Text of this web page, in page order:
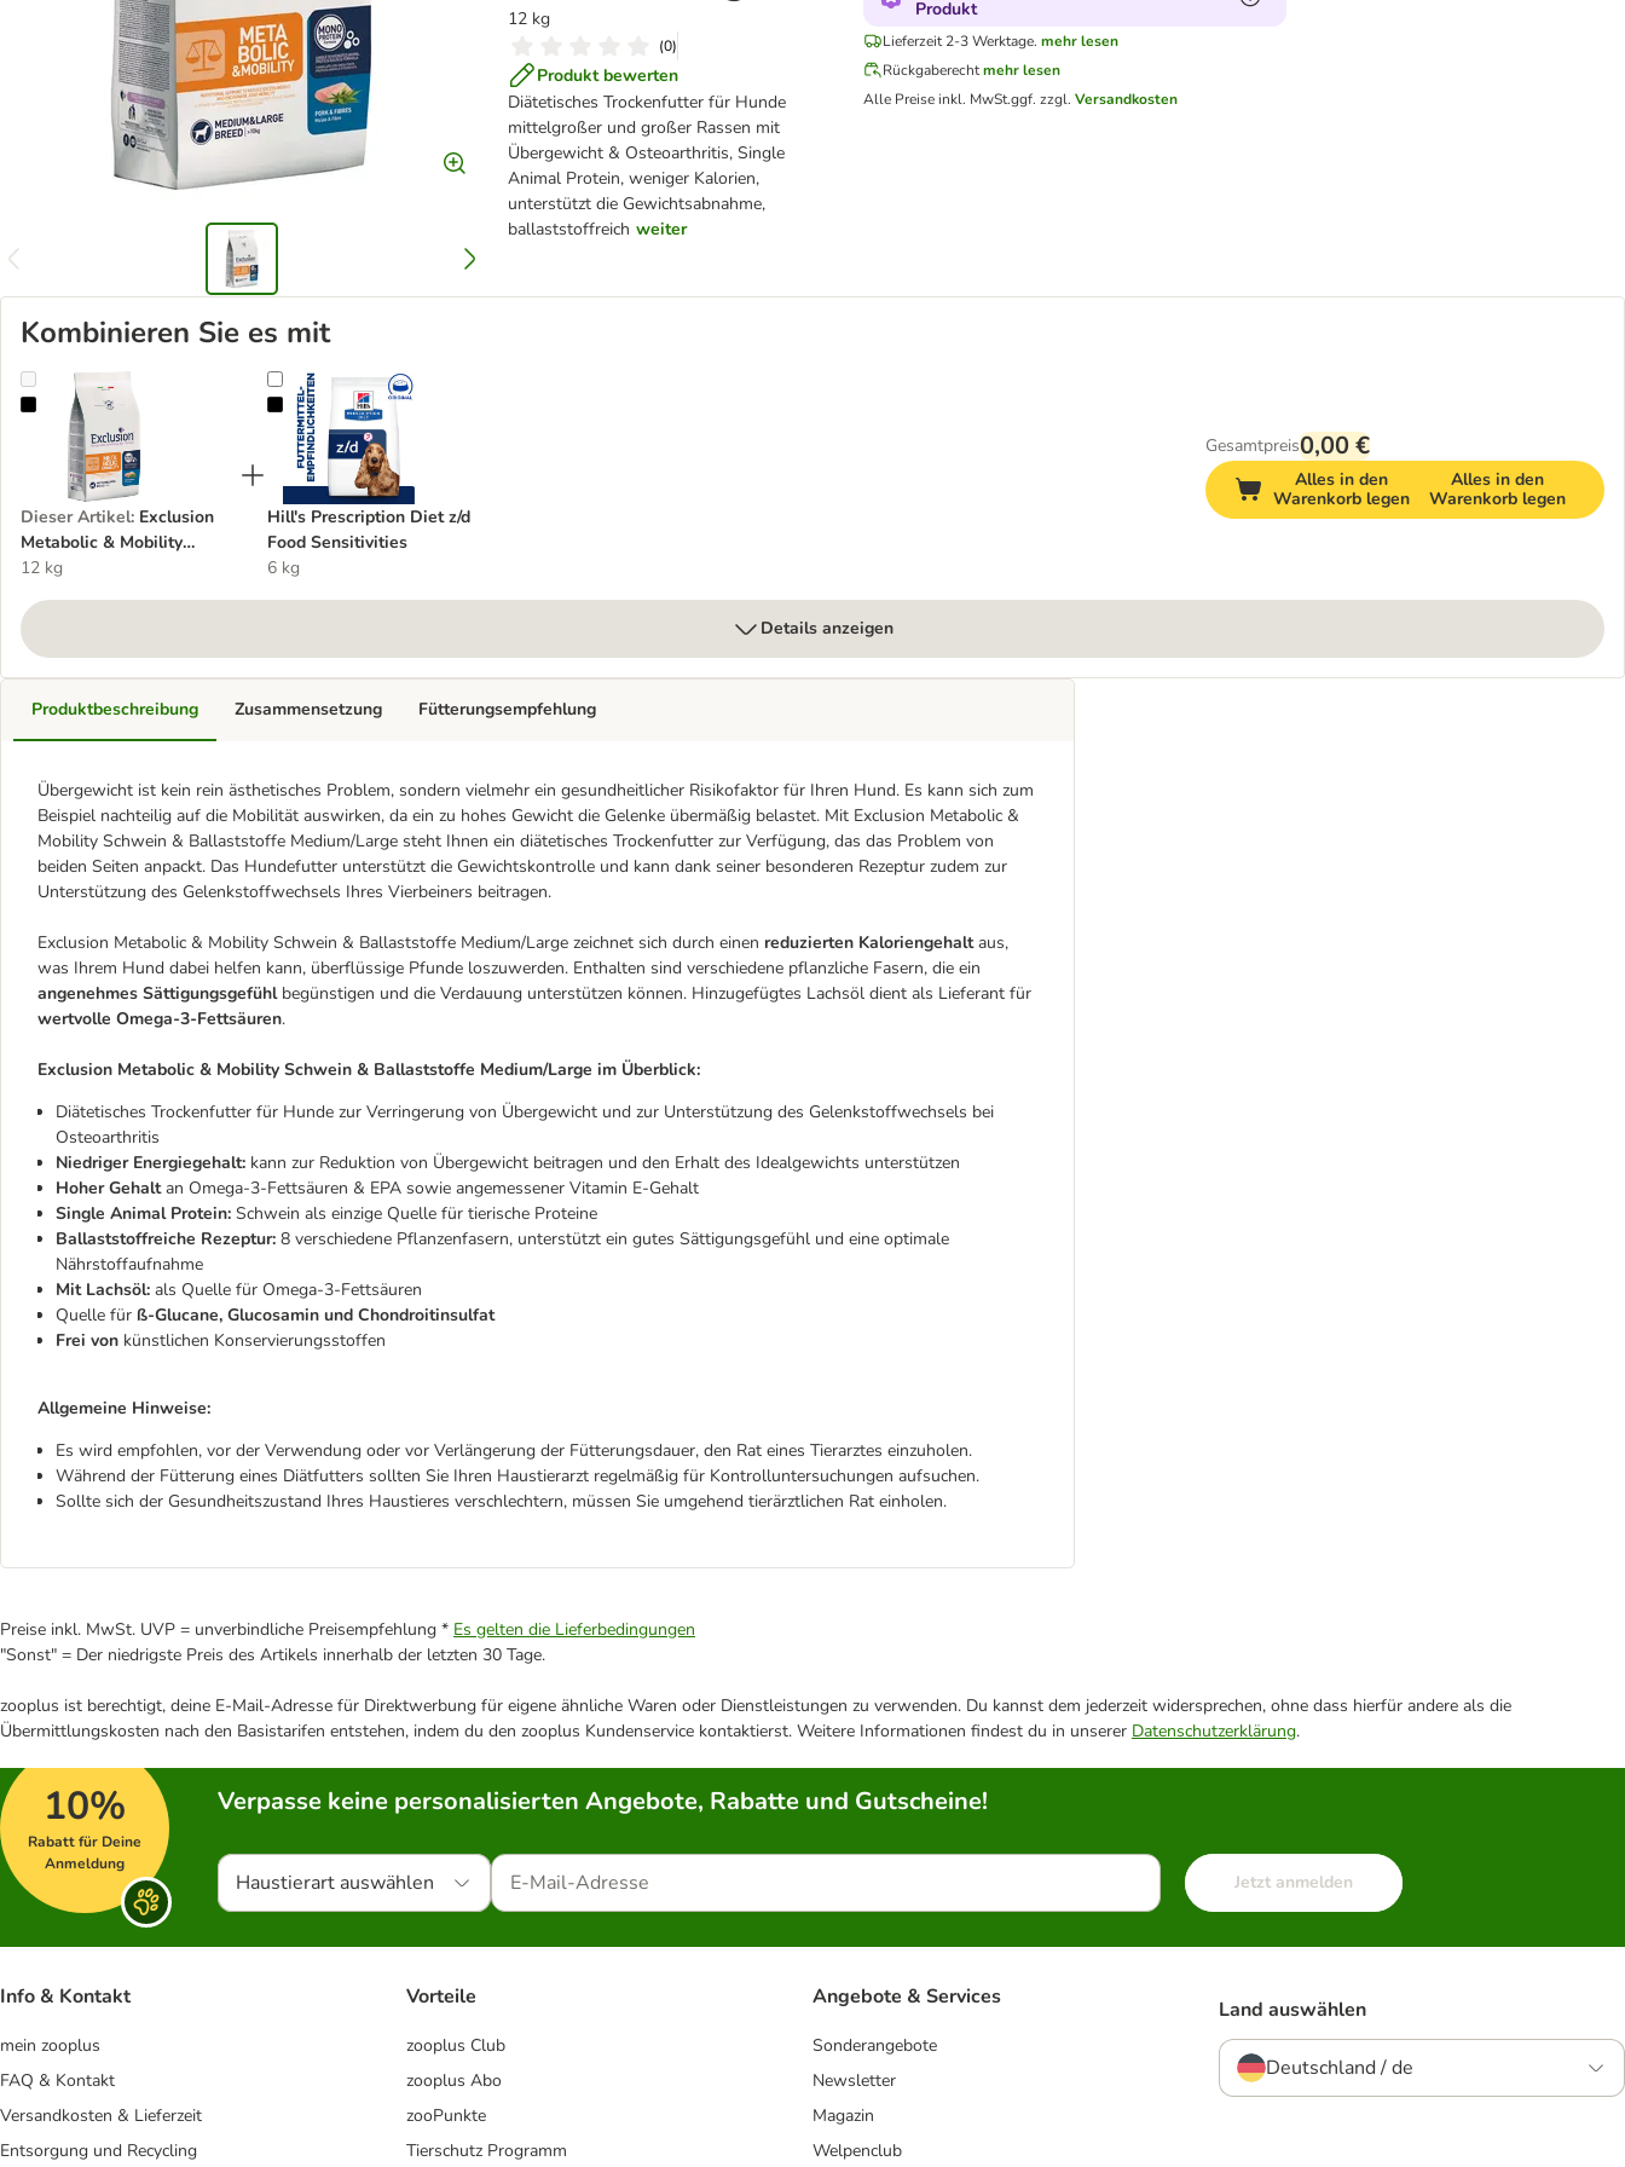
12 kg
(0)
Produkt bewerten
Diätetisches Trockenfutter für Hunde
mittelgroßer und großer Rassen mit
Übergewicht & Osteoarthritis, Single
Animal Protein, weniger Kalorien,
unterstützt die Gewichtsabnahme,
ballaststoffreich weiter
Produkt
Lieferzeit 2-3 Werktage. mehr lesen
Rückgaberechtmehr lesen
Alle Preise inkl. MwSt.ggf. zzgl. Versandkosten
Kombinieren Sie es mit
Exclusion Metabolic & Mobility Schwein & Ballaststoffe Medium/Large
Dieser Artikel: Exclusion
Metabolic & Mobility
Schwein & Ballaststoffe
12 kg
Hill's Prescription Diet z/d Food Sensitivities
Hill's Prescription Diet z/d
Food Sensitivities
6 kg
Gesamtpreis0,00 €
Alles in den
Warenkorb legen
Alles in den
Warenkorb legen
Details anzeigen
Produktbeschreibung
Übergewicht ist kein rein ästhetisches Problem, sondern vielmehr ein gesundheitlicher Risikofaktor für Ihren Hund. Es kann sich zum
Beispiel nachteilig auf die Mobilität auswirken, da ein zu hohes Gewicht die Gelenke übermäßig belastet. Mit Exclusion Metabolic &
Mobility Schwein & Ballaststoffe Medium/Large steht Ihnen ein diätetisches Trockenfutter zur Verfügung, das das Problem von
beiden Seiten anpackt. Das Hundefutter unterstützt die Gewichtskontrolle und kann dank seiner besonderen Rezeptur zudem zur
Unterstützung des Gelenkstoffwechsels Ihres Vierbeiners beitragen.
Exclusion Metabolic & Mobility Schwein & Ballaststoffe Medium/Large zeichnet sich durch einen reduzierten Kaloriengehaltaus,
was Ihrem Hund dabei helfen kann, überflüssige Pfunde loszuwerden. Enthalten sind verschiedene pflanzliche Fasern, die ein
angenehmes Sättigungsgefühlbegünstigen und die Verdauung unterstützen können. Hinzugefügtes Lachsöl dient als Lieferant für
wertvolle Omega-3-Fettsäuren.
Exclusion Metabolic & Mobility Schwein & Ballaststoffe Medium/Large im Überblick:
Diätetisches Trockenfutter für Hunde zur Verringerung von Übergewicht und zur Unterstützung des Gelenkstoffwechsels bei
Osteoarthritis
Niedriger Energiegehalt: kann zur Reduktion von Übergewicht beitragen und den Erhalt des Idealgewichts unterstützen
Hoher Gehaltan Omega-3-Fettsäuren & EPA sowie angemessener Vitamin E-Gehalt
Single Animal Protein: Schwein als einzige Quelle für tierische Proteine
Ballaststoffreiche Rezeptur: 8 verschiedene Pflanzenfasern, unterstützt ein gutes Sättigungsgefühl und eine optimale
Nährstoffaufnahme
Mit Lachsöl: als Quelle für Omega-3-Fettsäuren
Quelle für ß-Glucane, Glucosamin und Chondroitinsulfat
Frei von künstlichen Konservierungsstoffen
Allgemeine Hinweise:
Es wird empfohlen, vor der Verwendung oder vor Verlängerung der Fütterungsdauer, den Rat eines Tierarztes einzuholen.
Während der Fütterung eines Diätfutters sollten Sie Ihren Haustierarzt regelmäßig für Kontrolluntersuchungen aufsuchen.
Sollte sich der Gesundheitszustand Ihres Haustieres verschlechtern, müssen Sie umgehend tierärztlichen Rat einholen.
Zusammensetzung Fütterungsempfehlung
Preise inkl. MwSt. UVP = unverbindliche Preisempfehlung * Es gelten die Lieferbedingungen
"Sonst" = Der niedrigste Preis des Artikels innerhalb der letzten 30 Tage.
zooplus ist berechtigt, deine E-Mail-Adresse für Direktwerbung für eigene ähnliche Waren oder Dienstleistungen zu verwenden. Du kannst dem jederzeit widersprechen, ohne dass hierfür andere als die
Übermittlungskosten nach den Basistarifen entstehen, indem du den zooplus Kundenservice kontaktierst. Weitere Informationen findest du in unserer Datenschutzerklärung.
10%
Rabatt für Deine
Anmeldung
Verpasse keine personalisierten Angebote, Rabatte und Gutscheine!
Haustierart auswählen Jetzt anmelden
Info & Kontakt
mein zooplus
FAQ & Kontakt
Versandkosten & Lieferzeit
Entsorgung und Recycling
Vorteile
zooplus Club
zooplus Abo
zooPunkte
Tierschutz Programm
Angebote & Services
Sonderangebote
Newsletter
Magazin
Welpenclub
Land auswählen
Deutschland / de